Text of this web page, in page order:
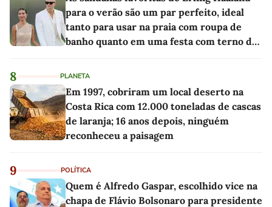
para o verão são um par perfeito, ideal
tanto para usar na praia com roupa de
banho quanto em uma festa com terno de
8 PLANETA
Em 1997, cobriram um local deserto na
Costa Rica com 12.000 toneladas de cascas
de laranja; 16 anos depois, ninguém
reconheceu a paisagem
9 POLÍTICA
Quem é Alfredo Gaspar, escolhido vice na
chapa de Flávio Bolsonaro para presidente